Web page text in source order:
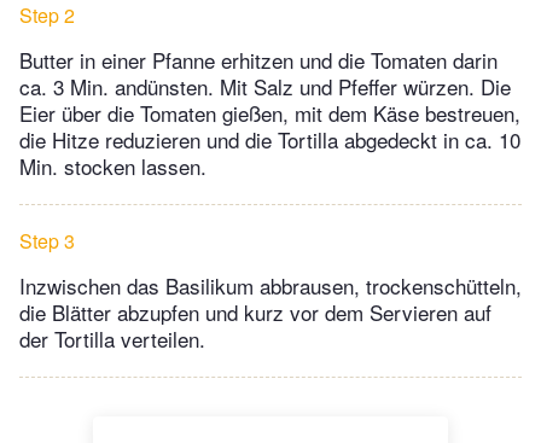
Step 2
Butter in einer Pfanne erhitzen und die Tomaten darin
ca. 3 Min. andünsten. Mit Salz und Pfeffer würzen. Die
Eier über die Tomaten gießen, mit dem Käse bestreuen,
die Hitze reduzieren und die Tortilla abgedeckt in ca. 10
Min. stocken lassen.
Step 3
Inzwischen das Basilikum abbrausen, trockenschütteln,
die Blätter abzupfen und kurz vor dem Servieren auf
der Tortilla verteilen.